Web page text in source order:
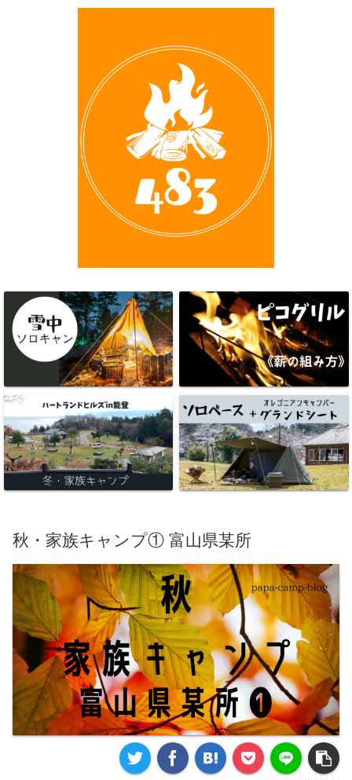
秋・家族キャンプ① 富山県某所